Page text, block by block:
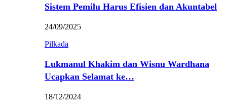
Sistem Pemilu Harus Efisien dan Akuntabel
24/09/2025
Pilkada
Lukmanul Khakim dan Wisnu Wardhana
Ucapkan Selamat ke…
18/12/2024